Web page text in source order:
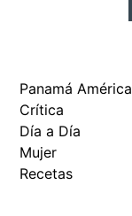
Panamá América
Crítica
Día a Día
Mujer
Recetas